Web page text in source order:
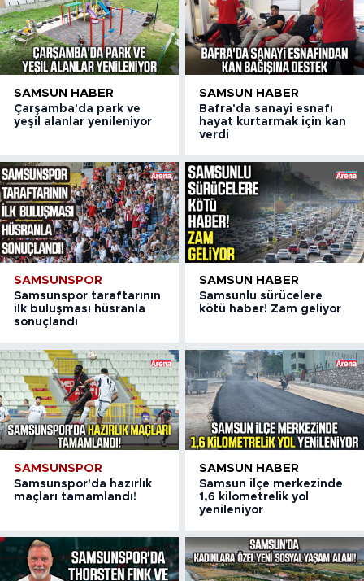
SAMSUN HABER
Çarşamba'da park ve
yeşil alanlar yenileniyor
SAMSUN HABER
Bafra'da sanayi esnafı
hayat kurtarmak için kan
verdi
SAMSUNSPOR
Samsunspor taraftarının
ilk buluşması hüsranla
sonuçlandı
SAMSUN HABER
Samsunlu sürücelere
kötü haber! Zam geliyor
SAMSUNSPOR
Samsunspor'da hazırlık
maçları tamamlandı!
SAMSUN HABER
Samsun ilçe merkezinde
1,6 kilometrelik yol
yenileniyor